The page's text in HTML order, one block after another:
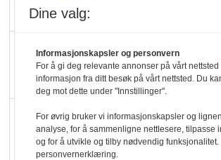
Slik
ølsalget
Færre varer,
hyller
Dine valg:
Informasjonskapsler og personvern
For å gi deg relevante annonser på vårt nettsted
informasjon fra ditt besøk på vårt nettsted. Du
deg mot dette under "Innstillinger".
For øvrig bruker vi informasjonskapsler og
analyse, for å sammenligne nettlesere, tilpasse
og for å utvikle og tilby nødvendig funksjonalitet.
personvernerklæring.